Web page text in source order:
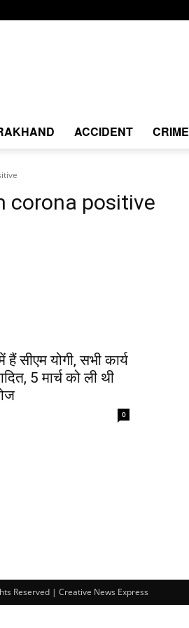
ACCIDENT CRIME
corona positive
योगी, सभी कार्य
5 मार्च को ली थी
0
Reserved | Creative News Express